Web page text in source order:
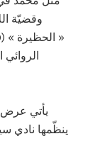
وقضيّة
يأتي عرض
ينظّمها نادي